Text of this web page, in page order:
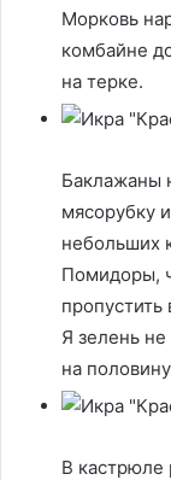
Морковь
комбайне
на терке.
Баклажаны
мясорубку
небольших
Помидоры,
пропустить
Я зелень не
на
В кастрюле